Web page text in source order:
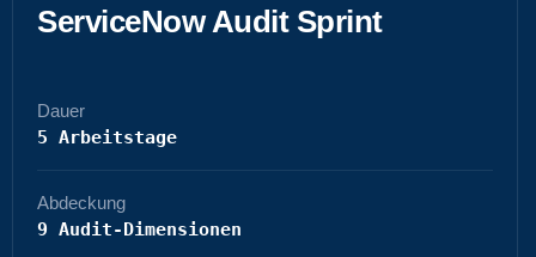
ServiceNow Audit Sprint
Dauer
5 Arbeitstage
Abdeckung
9 Audit-Dimensionen